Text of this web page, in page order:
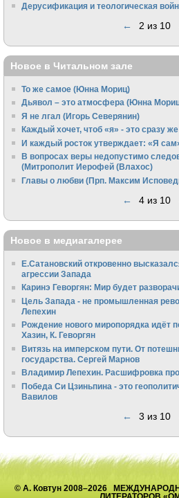
Дерусификация и теологическая
← 2 из 10
Новое в Читальном зале
То же самое (Юнна Мориц)
Дьявол – это атмосфера (Юнна
Я не лгал (Игорь Северянин)
Каждый хочет, чтоб «я» - это сразу
И каждый росток утверждает: «Я
В вопросах веры недопустимо
(Митрополит Иерофей (Влахос)
Главы о любви (Прп. Максим
← 4 из 10
Новое в медиагалерее
Е.Сатановский откровенно
агрессии Запада
Каринэ Геворгян: Мир будет
Цель Запада - не промышленная
Лепехин
Рождение нового миропорядка идёт
Хазин, К. Геворгян
Витязь на имперском пути. От
государства. Сергей Марнов
Владимир Лепехин. Расшифровка
Победа Си Цзиньпина - это
Вавилов
← 3 из 10
© А. Ковтун 2008–2026
ЛИТЕРАТОРОВ